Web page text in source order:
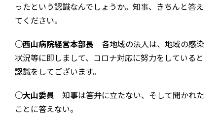
ったという認識なんでしょうか。知事、きちんと答え
てください。
○西山病院経営本部長 各地域の法人は、地域の感染
状況等に即しまして、コロナ対応に努力をしていると
認識をしてございます。
○大山委員 知事は答弁に立たない、そして聞かれた
ことに答えない。